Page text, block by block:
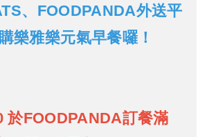
、FOODPANDA外送平
樂雅樂元氣早餐囉！
於FOODPANDA訂餐滿